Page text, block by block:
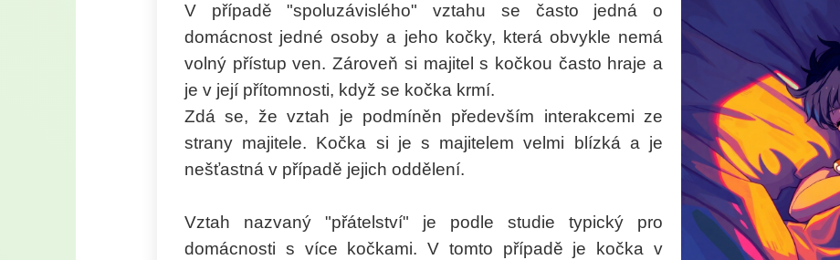
V případě "spoluzávislého" vztahu se často jedná o
domácnost jedné osoby a jeho kočky, která obvykle nemá
volný přístup ven. Zároveň si majitel s kočkou často hraje a
je v její přítomnosti, když se kočka krmí.
Zdá se, že vztah je podmíněn především interakcemi ze
strany majitele. Kočka si je s majitelem velmi blízká a je
nešťastná v případě jejich oddělení.
Vztah nazvaný "přátelství" je podle studie typický pro
domácnosti s více kočkami. V tomto případě je kočka v